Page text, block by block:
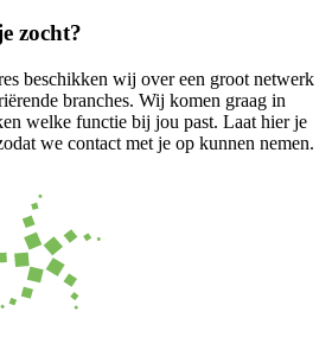
zocht?
beschikken wij over een groot netwerk
branches. Wij komen graag in
welke functie bij jou past. Laat hier je
we contact met je op kunnen nemen.